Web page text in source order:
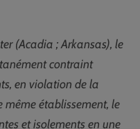
(Acadia ; Arkansas), le
contraint
en violation de la
même établissement, le
et isolements en une